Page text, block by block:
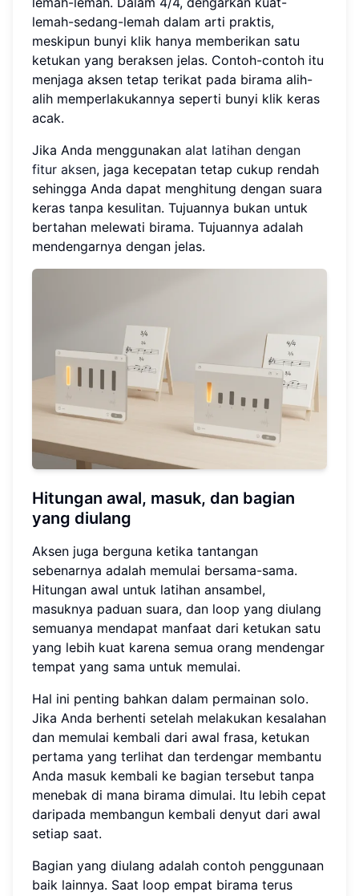
lemah-sedang-lemah dalam arti praktis,
meskipun bunyi klik hanya memberikan satu
ketukan yang beraksen jelas. Contoh-contoh itu
menjaga aksen tetap terikat pada birama alih-
alih memperlakukannya seperti bunyi klik keras
acak.
Jika Anda menggunakan alat latihan dengan
fitur aksen, jaga kecepatan tetap cukup rendah
sehingga Anda dapat menghitung dengan suara
keras tanpa kesulitan. Tujuannya bukan untuk
bertahan melewati birama. Tujuannya adalah
mendengarnya dengan jelas.
Hitungan awal, masuk, dan bagian
yang diulang
Aksen juga berguna ketika tantangan
sebenarnya adalah memulai bersama-sama.
Hitungan awal untuk latihan ansambel,
masuknya paduan suara, dan loop yang diulang
semuanya mendapat manfaat dari ketukan satu
yang lebih kuat karena semua orang mendengar
tempat yang sama untuk memulai.
Hal ini penting bahkan dalam permainan solo.
Jika Anda berhenti setelah melakukan kesalahan
dan memulai kembali dari awal frasa, ketukan
pertama yang terlihat dan terdengar membantu
Anda masuk kembali ke bagian tersebut tanpa
menebak di mana birama dimulai. Itu lebih cepat
daripada membangun kembali denyut dari awal
setiap saat.
Bagian yang diulang adalah contoh penggunaan
baik lainnya. Saat loop empat birama terus